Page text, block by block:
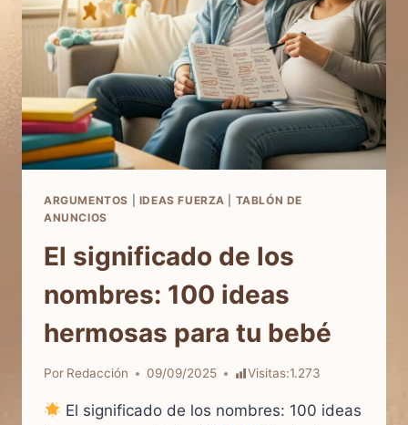
ARGUMENTOS IDEAS FUERZA
TABLÓN DE
ANUNCIOS
El significado de los
nombres: 100 ideas
hermosas para tu bebé
Por Redacción 09/09/2025 Visitas:1.273
El significado de los nombres: 100 ideas